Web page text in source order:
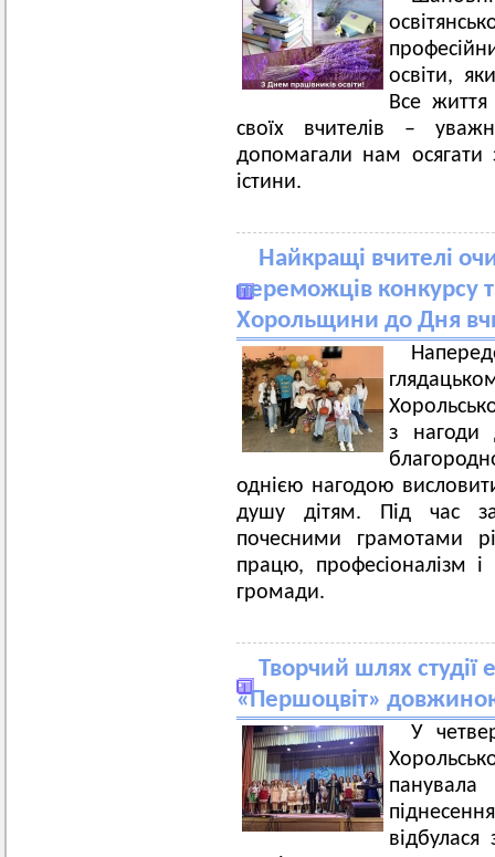
освіти,
Все
своїх вчителів –
допомагали нам осягати
істини.
Найкращі вчителі
переможців конкурсу
Хорольщини до Дня
з нагоди
однією нагодою
душу дітям. Під час
почесними грамотами
працю, професіоналізм
громади.
Творчий шлях студії
«Першоцвіт»
У